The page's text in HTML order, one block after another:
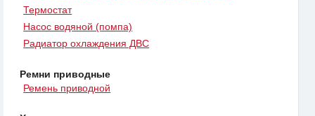
Термостат
Насос водяной (помпа)
Радиатор охлаждения ДВС
Ремни приводные
Ремень приводной